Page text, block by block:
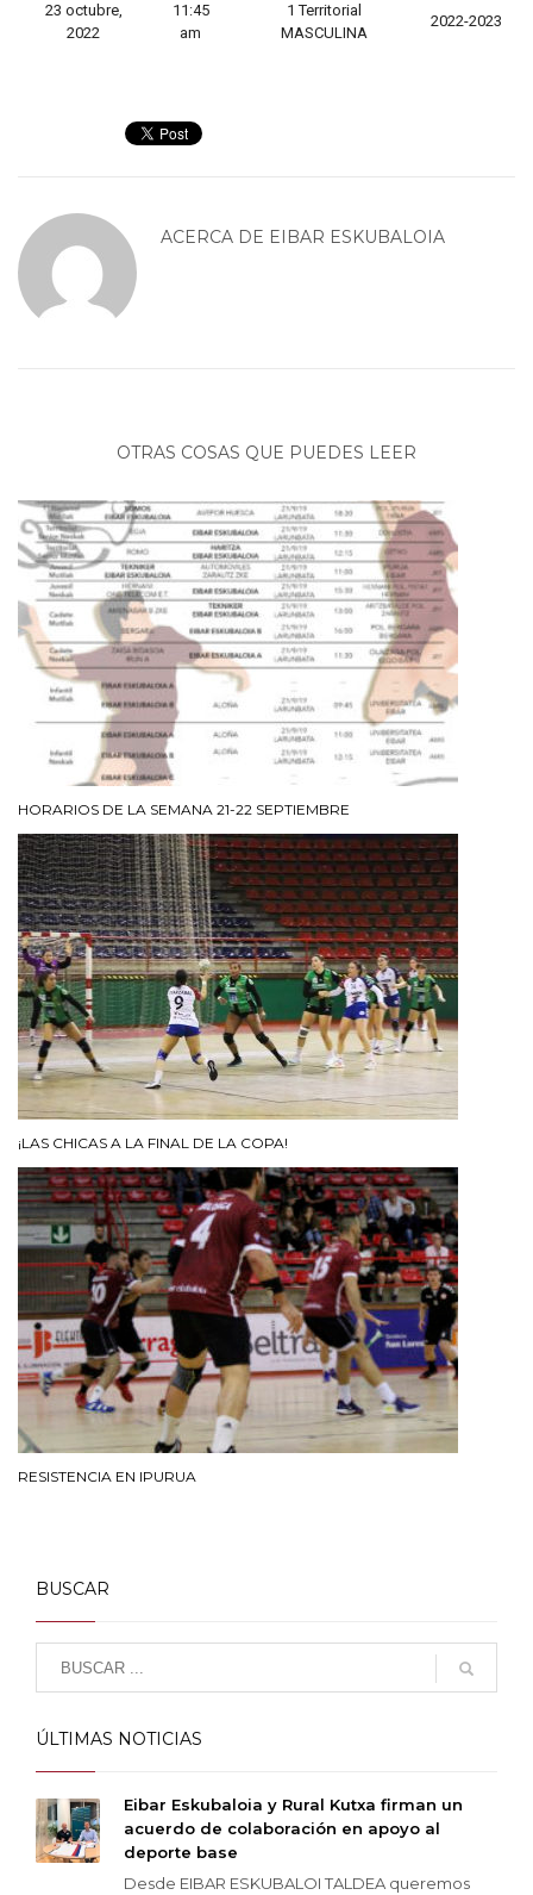
23 octubre,
2022
11:45
am
1 Territorial
MASCULINA
2022-2023
ACERCA DE EIBAR ESKUBALOIA
OTRAS COSAS QUE PUEDES LEER
HORARIOS DE LA SEMANA 21-22 SEPTIEMBRE
¡LAS CHICAS A LA FINAL DE LA COPA!
RESISTENCIA EN IPURUA
BUSCAR
ÚLTIMAS NOTICIAS
Eibar Eskubaloia y Rural Kutxa firman un
acuerdo de colaboración en apoyo al
deporte base
Desde EIBAR ESKUBALOI TALDEA queremos